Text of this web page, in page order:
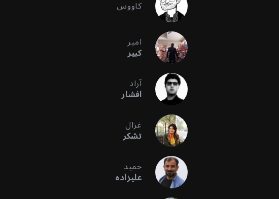
کاووس
امیر
کبیر
آراد
افشار
غزال
تشکر
حمید
علیزاده